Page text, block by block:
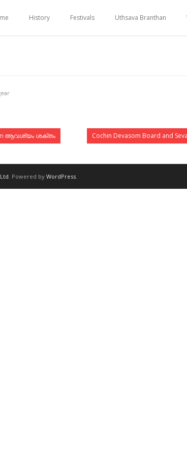
History Festivals Uthsava Branthan
ആവശ്യം ശക്തം Cochin Devasom Board and
. Powered by WordPress.